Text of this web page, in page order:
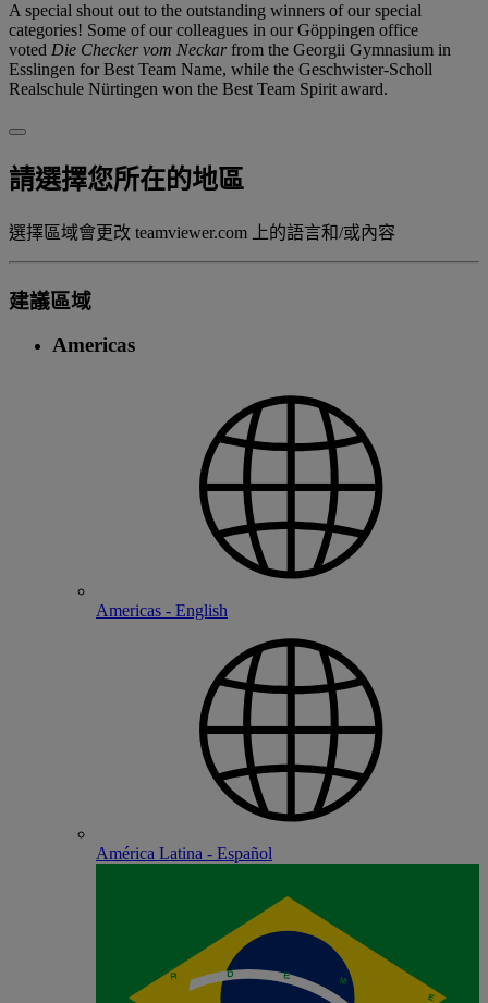
A special shout out to the outstanding winners of our special
categories! Some of our colleagues in our Göppingen office
voted Die Checker vom Neckarfrom the Georgii Gymnasium in
Esslingen for Best Team Name, while the Geschwister-Scholl
Realschule Nürtingen won the Best Team Spirit award.
請選擇您所在的地區
選擇區域會更改 teamviewer.com 上的語言和/或內容
建議區域
Americas
Americas - English
América Latina - Español